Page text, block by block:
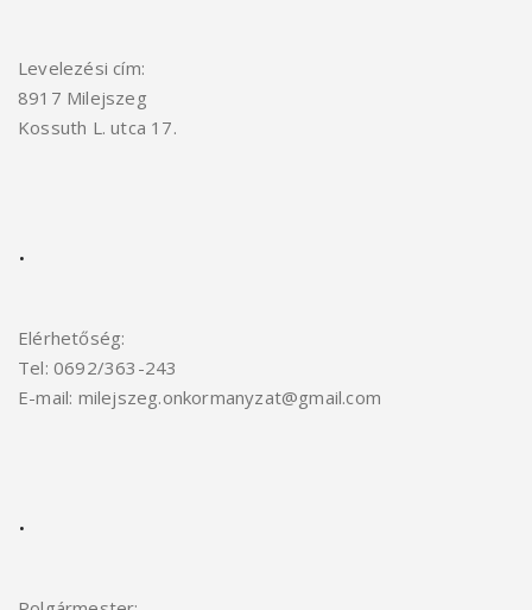
Levelezési cím:
8917 Milejszeg
Kossuth L. utca 17.
.
Elérhetőség:
Tel: 0692/363-243
E-mail: milejszeg.onkormanyzat@gmail.com
.